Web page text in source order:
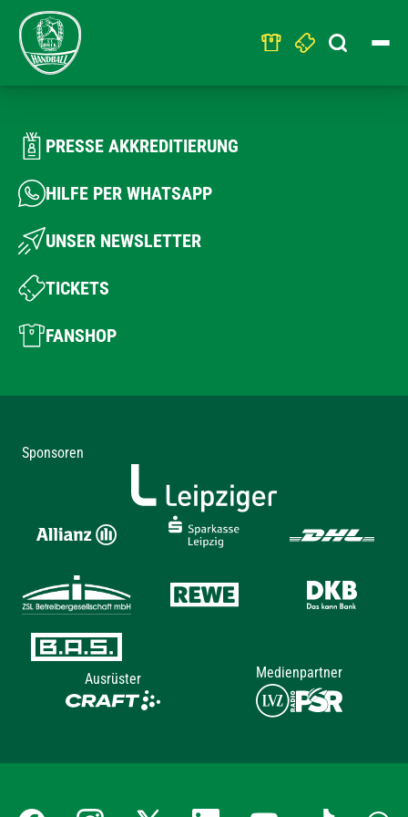
Search
for:
PRESSE AKKREDITIERUNG
HILFE PER WHATSAPP
UNSER NEWSLETTER
TICKETS
FANSHOP
Sponsoren
Ausrüster Medienpartner